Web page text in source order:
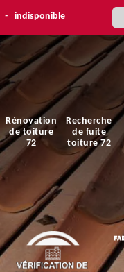
- indisponible
Rénovation
de toiture
72
Recherche
de fuite
toiture 72